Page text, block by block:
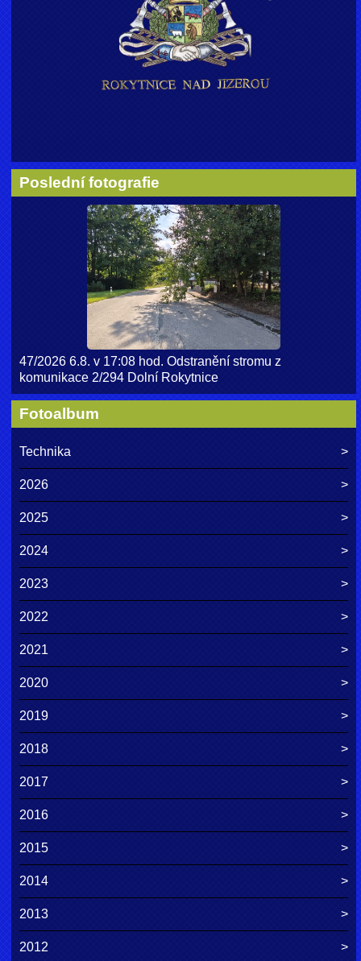
Poslední fotografie
47/2026 6.8. v 17:08 hod. Odstranění stromu z
komunikace 2/294 Dolní Rokytnice
Fotoalbum
Technika
2026
2025
2024
2023
2022
2021
2020
2019
2018
2017
2016
2015
2014
2013
2012